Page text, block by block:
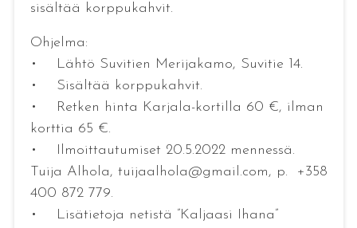
sisältää korppukahvit.
Ohjelma:
• Lähtö Suvitien Merijakamo, Suvitie 14.
• Sisältää korppukahvit.
• Retken hinta Karjala-kortilla 60 €, ilman
korttia 65 €.
• Ilmoittautumiset 20.5.2022 mennessä.
Tuija Alhola, tuijaalhola@gmail.com, p. +358
400 872 779.
• Lisätietoja netistä ”Kaljaasi Ihana”